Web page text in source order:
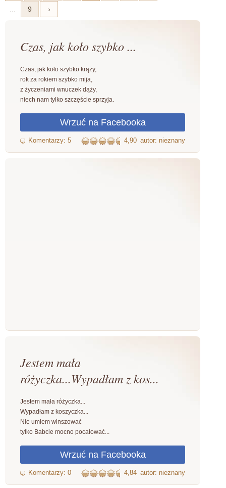
9 ›
Czas, jak koło szybko ...
Czas, jak koło szybko krąży,
rok za rokiem szybko mija,
z życzeniami wnuczek dąży,
niech nam tylko szczęście sprzyja.
4,90 autor: nieznany
Jestem mała
różyczka...Wypadłam z kos...
Jestem mała różyczka...
Wypadłam z koszyczka...
Nie umiem winszować
tylko Babcie mocno pocałować...
4,84 autor: nieznany